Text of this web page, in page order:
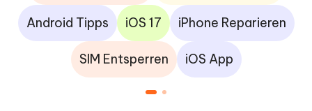
Android Tipps iOS 17 iPhone Reparieren
SIM Entsperren iOS App